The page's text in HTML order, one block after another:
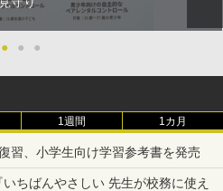
● ● ●
1週間 1カ月
習、小学生向け学習参考書を発売
いちばんやさしい 先生が校務に使え